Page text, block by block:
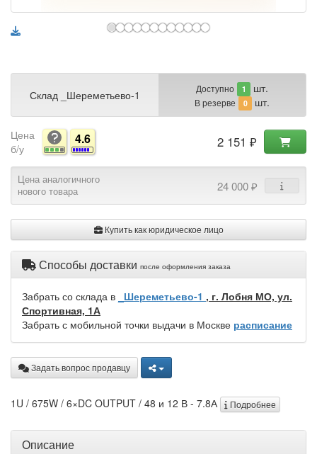
Склад _Шереметьево-1 Доступно 1 шт.
В резерве 0 шт.
Цена
б/у
4.6 2 151 ₽
Цена аналогичного
нового товара
24 000 ₽
Купить как юридическое лицо
Способы доставки после оформления заказа
Забрать со склада в _Шереметьево-1 , г. Лобня МО, ул.
Спортивная, 1А
Забрать с мобильной точки выдачи в Москве расписание
Задать вопрос продавцу
1U / 675W / 6×DC OUTPUT / 48 и 12 В - 7.8А Подробнее
Описание